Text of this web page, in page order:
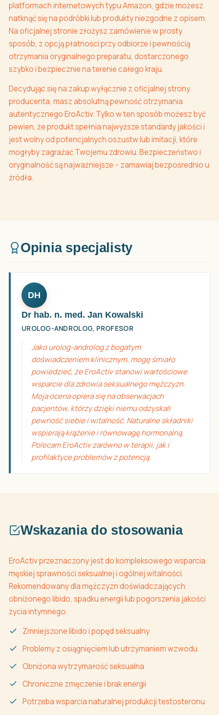
platformach internetowych typu Amazon, gdzie możesz
natknąć się na podróbki lub produkty niezgodne z opisem.
Na oficjalnej stronie złożysz zamówienie w prosty
sposób, z opcją płatności przy odbiorze i pewnością
otrzymania oryginalnego preparatu, dostarczonego
szybko i bezpiecznie na terenie całego kraju.
Decydując się na zakup wyłącznie z oficjalnej strony
producenta, masz absolutną pewność otrzymania
autentycznego EroActiv. Tylko w ten sposób możesz być
pewien, że produkt spełnia najwyższe standardy jakości i
jest wolny od potencjalnych oszustw lub imitacji, które
mogłyby zagrażać Twojemu zdrowiu. Bezpieczeństwo i
oryginalność są najważniejsze – zamawiaj bezpośrednio u
źródła.
Opinia specjalisty
DH
Dr hab. n. med. Jan Kowalski
UROLOG-ANDROLOG, PROFESOR
Jako urolog-androlog z bogatym
doświadczeniem klinicznym, mogę śmiało
powiedzieć, że EroActiv stanowi wartościowe
wsparcie dla zdrowia seksualnego mężczyzn.
Moja ocena opiera się na obserwacjach
pacjentów, którzy dzięki niemu odzyskali
pewność siebie i witalność. Naturalne składniki
wspierają krążenie i równowagę hormonalną.
Polecam EroActiv zarówno w terapii, jak i
profilaktyce problemów z potencją.
Wskazania do stosowania
EroActiv przeznaczony jest do kompleksowego wsparcia
męskiej sprawności seksualnej i ogólnej witalności.
Rekomendowany dla mężczyzn doświadczających
obniżonego libido, spadku energii lub pogorszenia jakości
życia intymnego.
Zmniejszone libido i popęd seksualny
Problemy z osiągnięciem lub utrzymaniem wzwodu
Obniżona wytrzymałość seksualna
Chroniczne zmęczenie i brak energii
Potrzeba wsparcia naturalnej produkcji testosteronu